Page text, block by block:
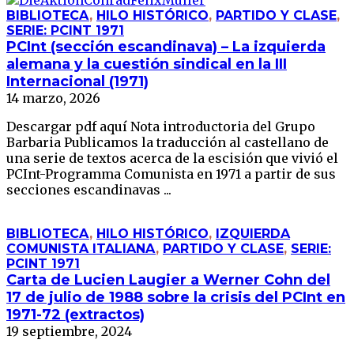
BIBLIOTECA, HILO HISTÓRICO, PARTIDO Y CLASE,
SERIE: PCINT 1971
PCInt (sección escandinava) – La izquierda
alemana y la cuestión sindical en la III
Internacional (1971)
14 marzo, 2026
Descargar pdf aquí Nota introductoria del Grupo
Barbaria Publicamos la traducción al castellano de
una serie de textos acerca de la escisión que vivió el
PCInt-Programma Comunista en 1971 a partir de sus
secciones escandinavas ...
BIBLIOTECA, HILO HISTÓRICO, IZQUIERDA
COMUNISTA ITALIANA, PARTIDO Y CLASE, SERIE:
PCINT 1971
Carta de Lucien Laugier a Werner Cohn del
17 de julio de 1988 sobre la crisis del PCInt en
1971-72 (extractos)
19 septiembre, 2024